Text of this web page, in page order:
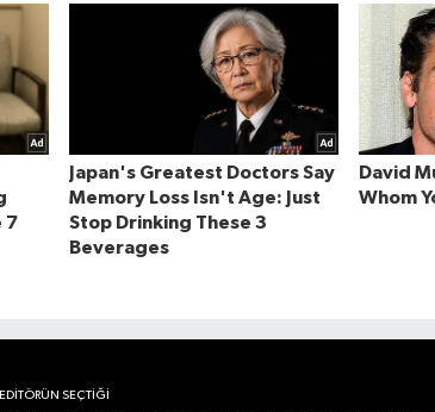
EDITÖRÜN SEÇTIĞI